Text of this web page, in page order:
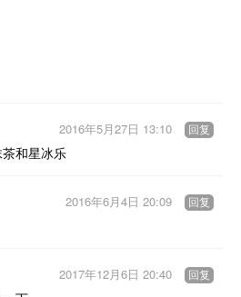
和星冰乐
2016年5月27日 13:10 回复
2016年6月4日 20:09 回复
2017年12月6日 20:40 回复